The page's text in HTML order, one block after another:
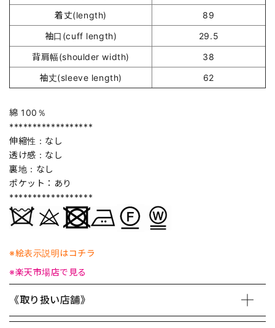
着丈(length)
89
袖口(cuff length)
29.5
背肩幅(shoulder width)
38
袖丈(sleeve length)
62
綿 100％
******************
伸縮性：なし
透け感：なし
裏地：なし
ポケット：あり
******************
※絵表示説明はコチラ
※楽天市場店で見る
《取り扱い店舗》